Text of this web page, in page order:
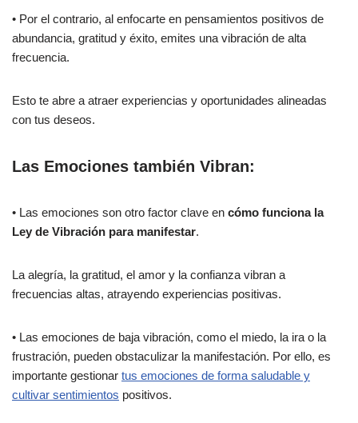
• Por el contrario, al enfocarte en pensamientos positivos de
abundancia, gratitud y éxito, emites una vibración de alta
frecuencia.
Esto te abre a atraer experiencias y oportunidades alineadas
con tus deseos.
Las Emociones también Vibran:
• Las emociones son otro factor clave en cómo funciona la
Ley de Vibración para manifestar.
La alegría, la gratitud, el amor y la confianza vibran a
frecuencias altas, atrayendo experiencias positivas.
• Las emociones de baja vibración, como el miedo, la ira o la
frustración, pueden obstaculizar la manifestación. Por ello, es
importante gestionar tus emociones de forma saludable y
cultivar sentimientos positivos.